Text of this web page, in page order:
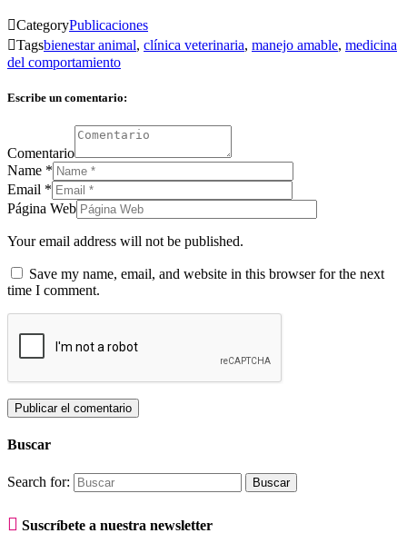
CategoryPublicaciones
Tagsbienestar animal, clínica veterinaria, manejo amable, medicina
del comportamiento
Escribe un comentario:
Comentario
Name *
Email *
Página Web
Your email address will not be published.
Save my name, email, and website in this browser for the next
time I comment.
Buscar
Search for:
 Suscríbete a nuestra newsletter